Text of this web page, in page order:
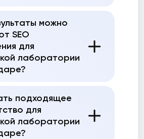
можно
SEO
для
лаборатории
подходящее
для
лаборатории